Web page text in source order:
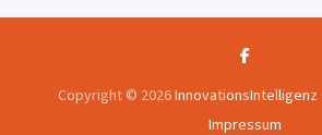
Copyright © 2026InnovationsIntelligenz
Impressum